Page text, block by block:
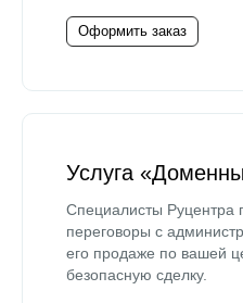
Оформить заказ
Услуга
Специалисты Руцентра
переговоры с
его продаже по вашей
безопасную сделку.